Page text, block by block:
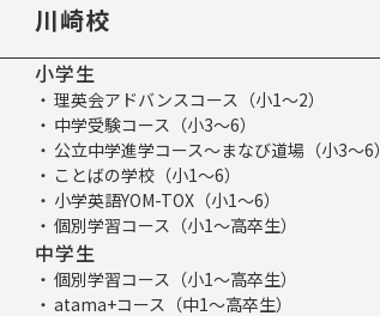
川崎校
小学生
理英会アドバンスコース（小1～2）
中学受験コース（小3～6）
公立中学進学コース～まなび道場（小3～6）
ことばの学校（小1～6）
小学英語YOM-TOX（小1～6）
個別学習コース（小1～高卒生）
中学生
個別学習コース（小1～高卒生）
atama+コース（中1～高卒生）